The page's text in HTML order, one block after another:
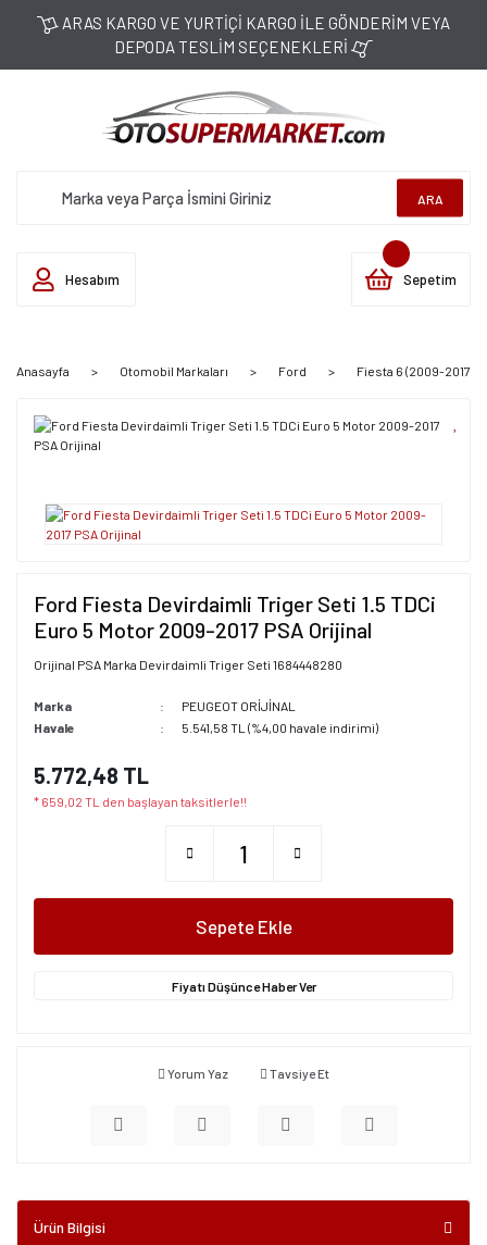
ARAS KARGO VE YURTİÇİ KARGO İLE GÖNDERİM VEYA
DEPODA TESLİM SEÇENEKLERİ
ARA
Hesabım Sepetim
Anasayfa Otomobil Markaları Ford Fiesta 6 (2009-2017)
Ford Fiesta Devirdaimli Triger Seti 1.5 TDCi
Euro 5 Motor 2009-2017 PSA Orijinal
Orijinal PSA Marka Devirdaimli Triger Seti 1684448280
Marka
PEUGEOT ORİJİNAL
Havale
5.541,58 TL (%4,00 havale indirimi)
5.772,48 TL
* 659,02 TL den başlayan taksitlerle!!
Sepete Ekle
Fiyatı Düşünce Haber Ver
Yorum Yaz Tavsiye Et
Ürün Bilgisi